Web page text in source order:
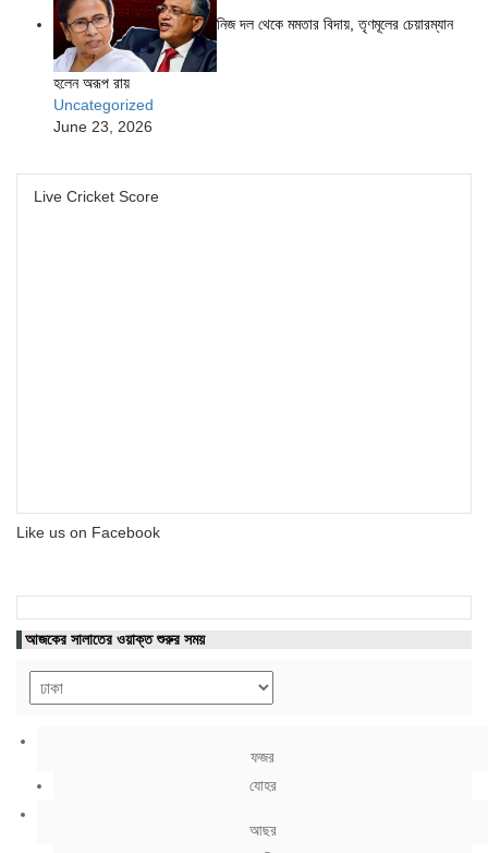
নিজ দল থেকে মমতার বিদায়, তৃণমূলের চেয়ারম্যান
হলেন অরূপ রায়
Uncategorized
June 23, 2026
Live Cricket Score
Like us on Facebook
আজকের সালাতের ওয়াক্ত শুরুর সময়
ফজর
যোহর
আছর